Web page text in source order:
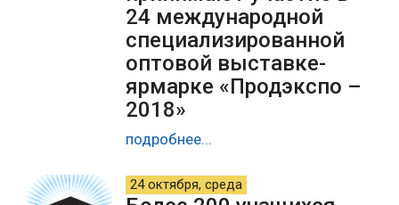
24 международной
специализированной
оптовой выставке-
ярмарке «Продэкспо –
2018»
подробнее...
24 октября, среда